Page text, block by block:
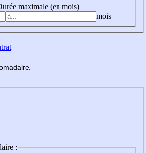
maximale (en mois)
mois
madaire
: